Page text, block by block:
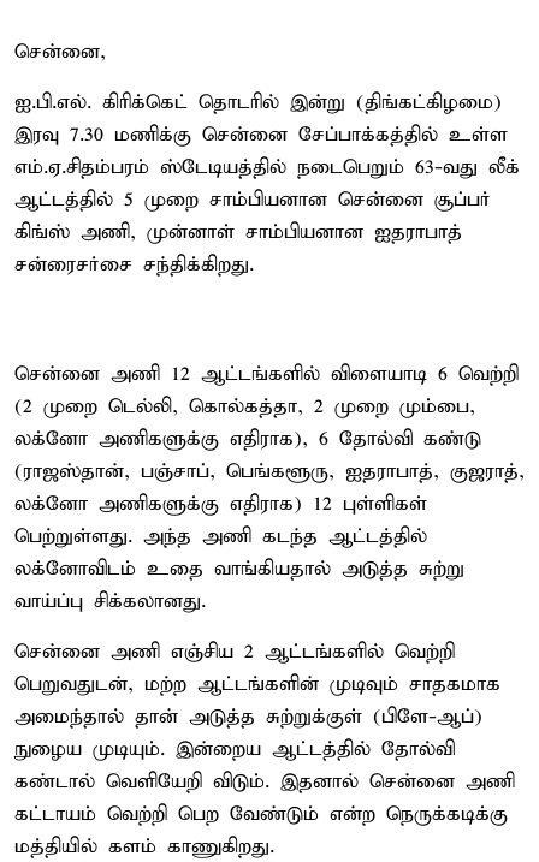
சென்னை,
ஐ.பி.எல். கிரிக்கெட் தொடரில் இன்று (திங்கட்கிழமை)
இரவு 7.30 மணிக்கு சென்னை சேப்பாக்கத்தில் உள்ள
எம்.ஏ.சிதம்பரம் ஸ்டேடியத்தில் நடைபெறும் 63-வது லீக்
ஆட்டத்தில் 5 முறை சாம்பியனான சென்னை சூப்பர்
கிங்ஸ் அணி, முன்னாள் சாம்பியனான ஐதராபாத்
சன்ரைசர்சை சந்திக்கிறது.
சென்னை அணி 12 ஆட்டங்களில் விளையாடி 6 வெற்றி
(2 முறை டெல்லி, கொல்கத்தா, 2 முறை மும்பை,
லக்னோ அணிகளுக்கு எதிராக), 6 தோல்வி கண்டு
(ராஜஸ்தான், பஞ்சாப், பெங்களூரு, ஐதராபாத், குஜராத்,
லக்னோ அணிகளுக்கு எதிராக) 12 புள்ளிகள்
பெற்றுள்ளது. அந்த அணி கடந்த ஆட்டத்தில்
லக்னோவிடம் உதை வாங்கியதால் அடுத்த சுற்று
வாய்ப்பு சிக்கலானது.
சென்னை அணி எஞ்சிய 2 ஆட்டங்களில் வெற்றி
பெறுவதுடன், மற்ற ஆட்டங்களின் முடிவும் சாதகமாக
அமைந்தால் தான் அடுத்த சுற்றுக்குள் (பிளே-ஆப்)
நுழைய முடியும். இன்றைய ஆட்டத்தில் தோல்வி
கண்டால் வெளியேறி விடும். இதனால் சென்னை அணி
கட்டாயம் வெற்றி பெற வேண்டும் என்ற நெருக்கடிக்கு
மத்தியில் களம் காணுகிறது.